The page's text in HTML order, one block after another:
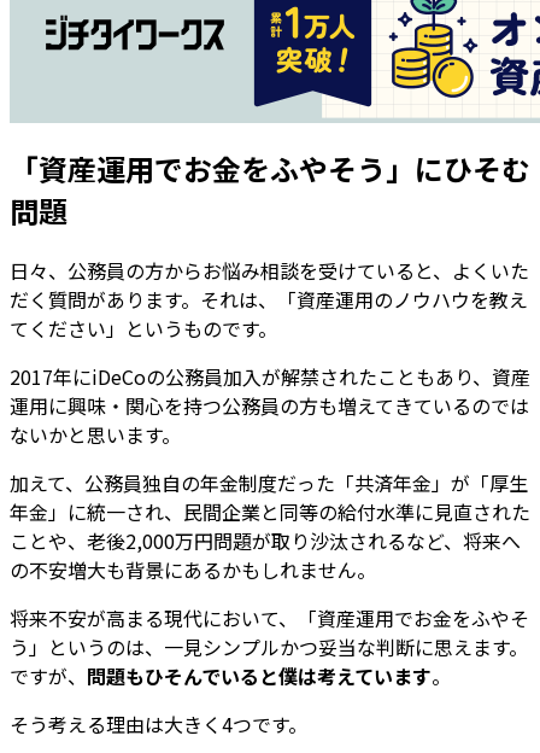
「資産運用でお金をふやそう」にひそむ
問題
日々、公務員の方からお悩み相談を受けていると、よくいた
だく質問があります。それは、「資産運用のノウハウを教え
てください」というものです。
2017年にiDeCoの公務員加入が解禁されたこともあり、資産
運用に興味・関心を持つ公務員の方も増えてきているのでは
ないかと思います。
加えて、公務員独自の年金制度だった「共済年金」が「厚生
年金」に統一され、民間企業と同等の給付水準に見直された
ことや、老後2,000万円問題が取り沙汰されるなど、将来へ
の不安増大も背景にあるかもしれません。
将来不安が高まる現代において、「資産運用でお金をふやそ
う」というのは、一見シンプルかつ妥当な判断に思えます。
ですが、 問題もひそんでいると僕は考えています。
そう考える理由は大きく4つです。